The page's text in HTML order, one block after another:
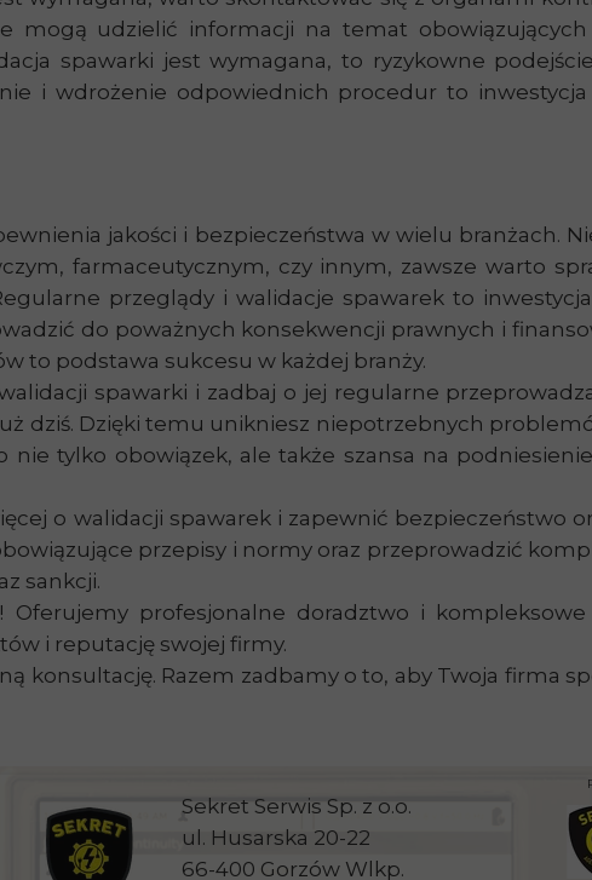
mogą udzielić informacji na temat
spawarki jest wymagana, to ryzykowne
i wdrożenie odpowiednich procedur to
jakości i bezpieczeństwa w wielu branżach.
farmaceutycznym, czy innym, zawsze warto
przeglądy i walidacje spawarek to
do poważnych konsekwencji prawnych i
to podstawa sukcesu w każdej branży.
spawarki i zadbaj o jej regularne
dziś. Dzięki temu unikniesz niepotrzebnych
nie tylko obowiązek, ale także szansa na
o walidacji spawarek i zapewnić bezpieczeństwo
przepisy i normy oraz przeprowadzić
sankcji.
profesjonalne doradztwo i kompleksowe
i reputację swojej firmy.
konsultację. Razem zadbamy o to, aby Twoja firma
Sekret Serwis Sp. z o.o.
ul. Husarska 20-22
66-400 Gorzów Wlkp.